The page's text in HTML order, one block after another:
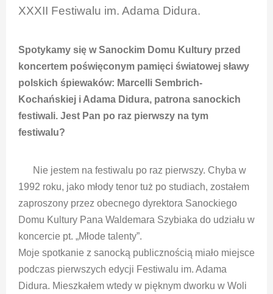
XXXII Festiwalu im. Adama Didura.
Spotykamy się w Sanockim Domu Kultury przed
koncertem poświęconym pamięci światowej sławy
polskich śpiewaków: Marcelli Sembrich-
Kochańskiej i Adama Didura, patrona sanockich
festiwali. Jest Pan po raz pierwszy na tym
festiwalu?
Nie jestem na festiwalu po raz pierwszy. Chyba w
1992 roku, jako młody tenor tuż po studiach, zostałem
zaproszony przez obecnego dyrektora Sanockiego
Domu Kultury Pana Waldemara Szybiaka do udziału w
koncercie pt. „Młode talenty”.
Moje spotkanie z sanocką publicznością miało miejsce
podczas pierwszych edycji Festiwalu im. Adama
Didura. Mieszkałem wtedy w pięknym dworku w Woli